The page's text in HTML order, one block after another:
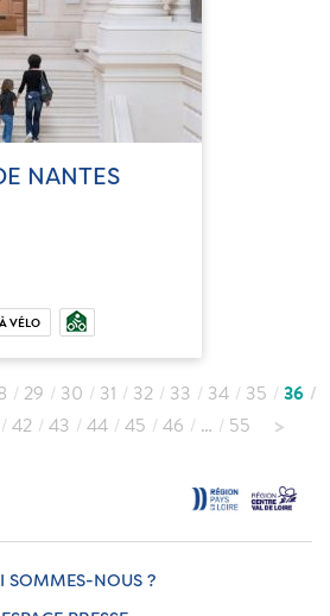
NANTES
VÉLO
29 30 31 32 33 34 35
36
42 43 44 45 46 … 55
SOMMES-NOUS ?